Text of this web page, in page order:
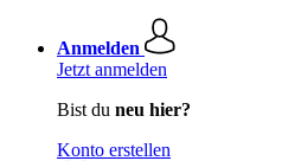
Anmelden
Jetzt anmelden
Bist du neu hier?
Konto erstellen